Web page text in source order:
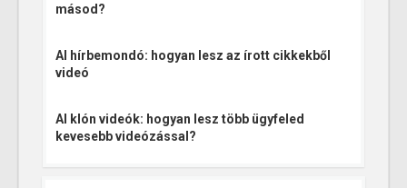
másod?
AI hírbemondó: hogyan lesz az írott cikkekből
videó
AI klón videók: hogyan lesz több ügyfeled
kevesebb videózással?